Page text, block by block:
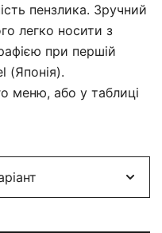
пензлика. Зручний
легко носити з
при першій
(Японія).
меню, або у таблиці